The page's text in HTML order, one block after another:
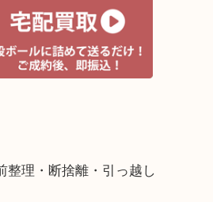
い方・商品点数が多い方には